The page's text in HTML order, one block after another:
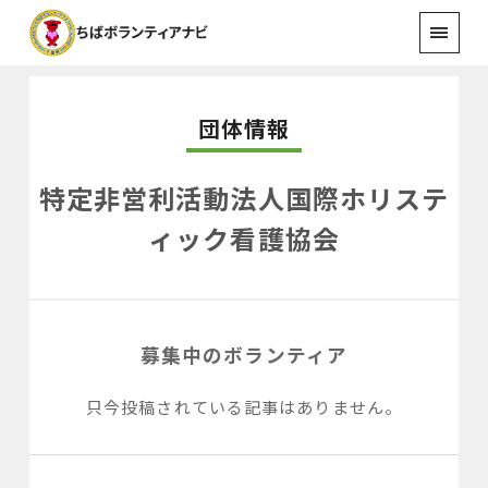
団体情報
特定非営利活動法人国際ホリステ
ィック看護協会
募集中のボランティア
只今投稿されている記事はありません。